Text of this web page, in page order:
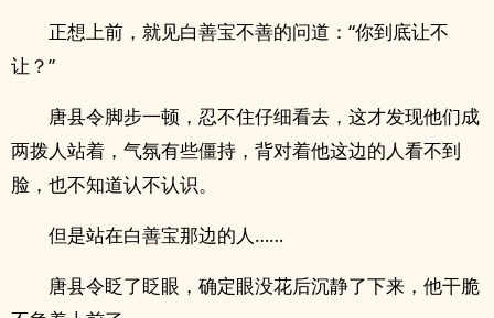
正想上前，就见白善宝不善的问道：“你到底让不
让？”
唐县令脚步一顿，忍不住仔细看去，这才发现他们成
两拨人站着，气氛有些僵持，背对着他这边的人看不到
脸，也不知道认不认识。
但是站在白善宝那边的人……
唐县令眨了眨眼，确定眼没花后沉静了下来，他干脆